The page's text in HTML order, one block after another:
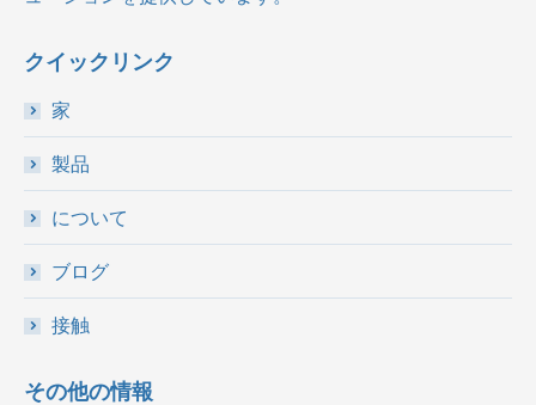
クイックリンク
家
製品
について
ブログ
接触
その他の情報